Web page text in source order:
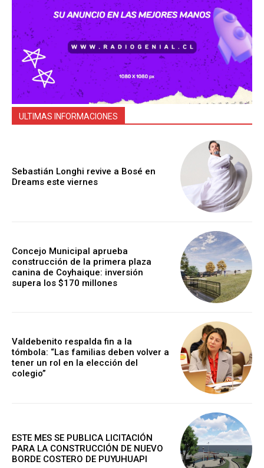
ULTIMAS INFORMACIONES
Sebastián Longhi revive a Bosé en
Dreams este viernes
Concejo Municipal aprueba
construcción de la primera plaza
canina de Coyhaique: inversión
supera los $170 millones
Valdebenito respalda fin a la
tómbola: “Las familias deben volver a
tener un rol en la elección del
colegio”
ESTE MES SE PUBLICA LICITACIÓN
PARA LA CONSTRUCCIÓN DE NUEVO
BORDE COSTERO DE PUYUHUAPI